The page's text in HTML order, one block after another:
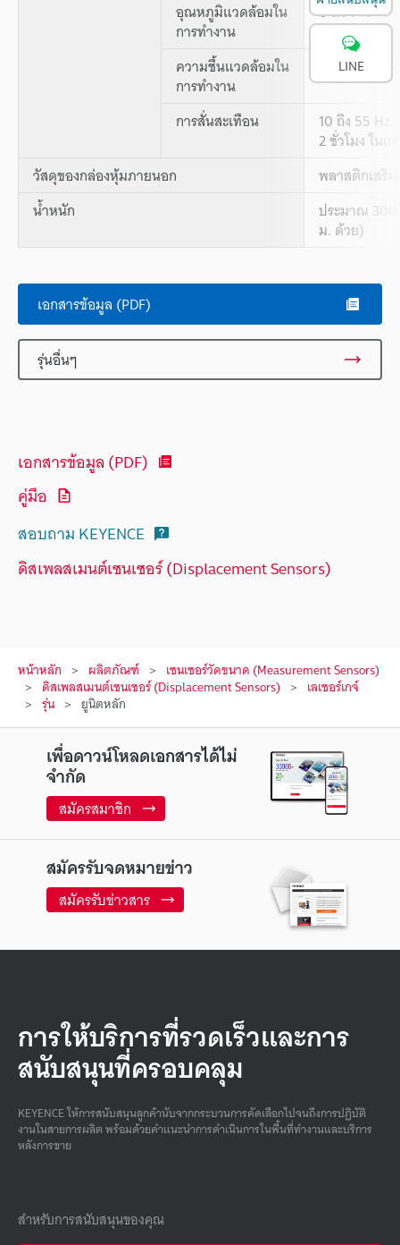
อุณหภูมิแวดล้อมใน
การทำงาน
0 ถึง +40 °C
ความชื้นแวดล้อมใน
การทำงาน
35 ถึง 85
การสั่นสะเทือน 10 ถึง 55
2 ชั่วโมง ใน
วัสดุของกล่องหุ้มภายนอก
พลาสติกเสริ
น้ำหนัก
ประมาณ 300
ม. ด้วย)
เอกสารข้อมูล (PDF)
รุ่นอื่นๆ
เอกสารข้อมูล (PDF)
คู่มือ
สอบถาม KEYENCE
ดิสเพลสเมนต์เซนเซอร์ (Displacement Sensors)
หน้าหลัก ผลิตภัณฑ์ เซนเซอร์วัดขนาด (Measurement Sensors)
ดิสเพลสเมนต์เซนเซอร์ (Displacement Sensors) เลเซอร์เกจ์
รุ่น ยูนิตหลัก
เพื่อดาวน์โหลดเอกสารได้ไม่
จำกัด
สมัครสมาชิก
สมัครรับจดหมายข่าว
สมัครรับข่าวสาร
การให้บริการที่รวดเร็วและการ
สนับสนุนที่ครอบคลุม
KEYENCE ให้การสนับสนุนลูกค้านับจากกระบวนการคัดเลือกไปจนถึงการปฏิบัติ
งานในสายการผลิต พร้อมด้วยคําแนะนําการดําเนินการในพื้นที่ทํางานและบริการ
หลังการขาย
สำหรับการสนับสนุนของคุณ
LINE